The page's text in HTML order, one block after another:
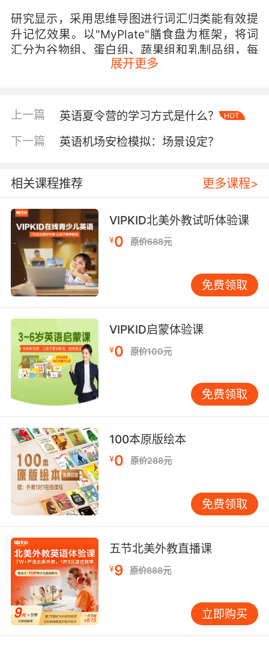
研究显示，采用思维导图进行词汇归类能有效提
升记忆效果。以"MyPlate"膳食盘为框架，将词
汇分为谷物组、蛋白组、蔬果组和乳制品组，每
组设置3-5个典型例句。例如在水果组可拓展"An
VIPKID课堂实践中使词汇复现率提升60%。
二、语境化教学的实践路径
新"三阶段教学法。在情境创设环节，可通过虚拟
餐厅游戏让学生扮演营养师，用英语制定均衡食
谱。例如设置任务："Design a balanced meal
for a 12-year-old student"，要求包含蛋白质、
复合碳水、膳食纤维三类食材。
互动应用阶段可引入辩论活动，组织学生就"Is
junk food completely bad?"展开讨论。在此过
程中自然运用"trans fat""added
sugar""nutrient density"等高级词汇。数据显
示，参与此类活动的学员对健康饮食类词汇的活
用准确率较传统教学提高38%。教师还可布
置"Food Diary"项目，要求学生用英语记录三日
膳食并标注营养元素，实现语言输出与知识内化
的有机结合。
三、跨学科融合的教学创新
健康饮食主题天然具备跨学科属性，VIPKID课程
开发团队为此设计了STEM融合教学方案。在科
学课模块，通过分析不同食物的营养成分表
（Nutrition Facts），引导学生理解"daily
value""serving size"等专业术语。数学课则可开
与各类食物摄入量的函数关系。
文化维度的拓展同样重要。对比中外饮食观念
时，可引入"Mediterranean Diet""Food
Pyramid"等概念，帮助学生理解西方健康饮食体
系。VIPKID外教资源库显示，当教学融入意大利
comfort food或日式便当文化时，学生对"whole
展开更多
上一篇 英语夏令营的学习方式是什么？ HOT
下一篇 英语机场安检模拟：场景设定？
相关课程推荐 更多课程>
VIPKID北美外教试听体验课
¥0 原价688元
免费领取
VIPKID启蒙体验课
¥0 原价100元
免费领取
100本原版绘本
¥0 原价288元
免费领取
五节北美外教直播课
¥9 原价888元
立即购买